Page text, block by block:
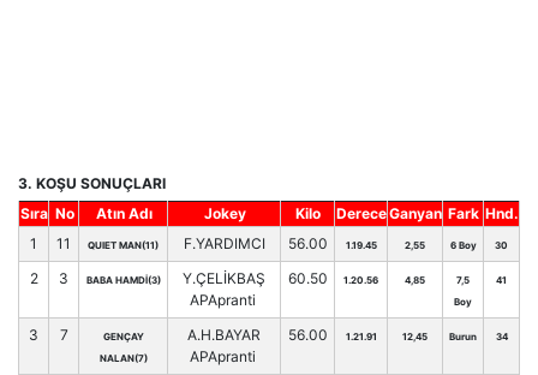
3. KOŞU SONUÇLARI
Sıra No Atın Adı Jokey Kilo DereceGanyan Fark Hnd.
1
11 QUIET MAN(11) F.YARDIMCI 56.00 1.19.45 2,55 6 Boy 30
2 3 BABA HAMDİ(3)
Y.ÇELİKBAŞ
APApranti
60.50 1.20.56 4,85
7,5
Boy
41
3 7
GENÇAY
NALAN(7)
A.H.BAYAR
APApranti
56.00 1.21.91 12,45 Burun 34